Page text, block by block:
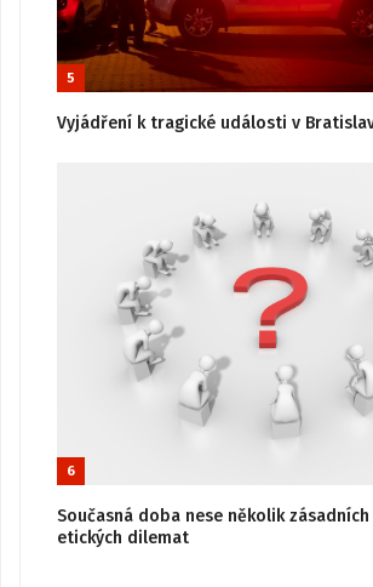
5
Vyjádření k tragické události v
6
Současná doba nese několik
etických dilemat